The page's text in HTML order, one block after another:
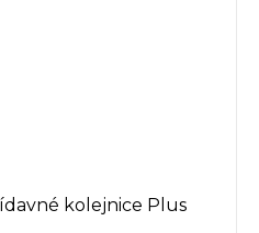
kolejnice Plus